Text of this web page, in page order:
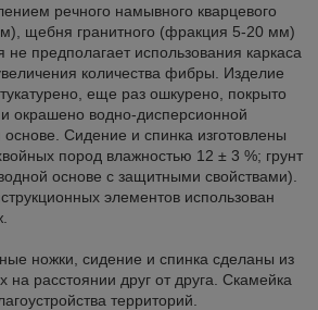
речного намывного кварцевого
щебня гранитного (фракция 5-20 мм)
предполагает использования каркаса
количества фибры. Изделие
еще раз ошкурено, покрыто
и окрашено водно-дисперсионной
основе. Сидение и спинка изготовлены
пород влажностью 12 ± 3 %; грунт
основе с защитными свойствами).
элементов использован
ножки, сидение и спинка сделаны из
на расстоянии друг от друга. Скамейка
территорий.